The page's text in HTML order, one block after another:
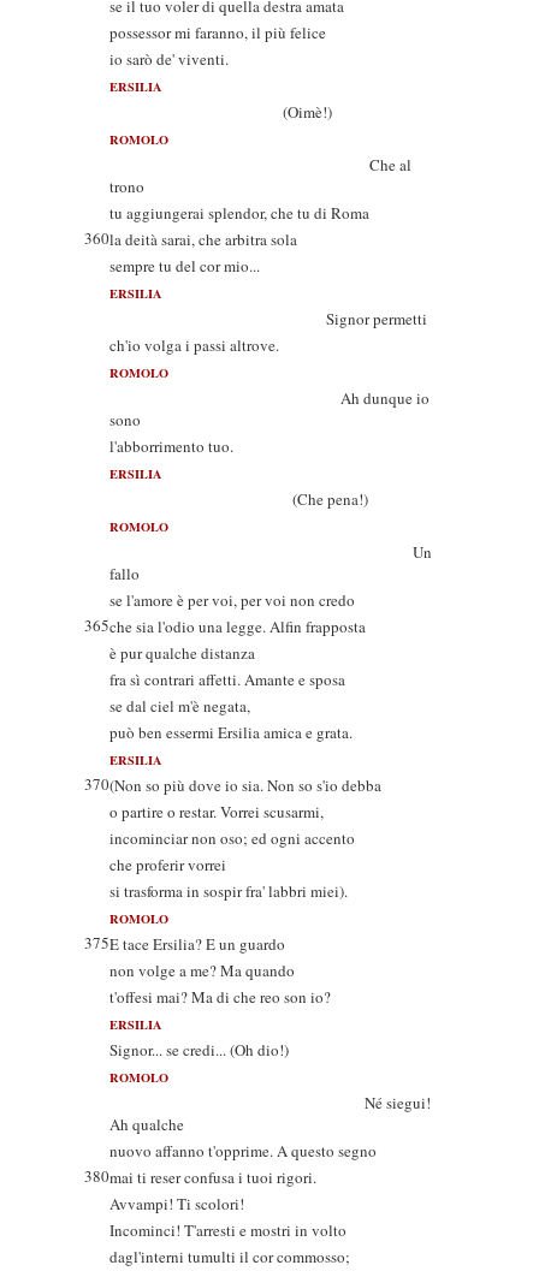
se il tuo voler di quella destra amata
possessor mi faranno, il più felice
io sarò de' viventi.
ERSILIA
(Oimè!)
ROMOLO
Che al
trono
tu aggiungerai splendor, che tu di Roma
360la deità sarai, che arbitra sola
sempre tu del cor mio...
ERSILIA
Signor permetti
ch'io volga i passi altrove.
ROMOLO
Ah dunque io
sono
l'abborrimento tuo.
ERSILIA
(Che pena!)
ROMOLO
Un
fallo
se l'amore è per voi, per voi non credo
365che sia l'odio una legge. Alfin frapposta
è pur qualche distanza
fra sì contrari affetti. Amante e sposa
se dal ciel m'è negata,
può ben essermi Ersilia amica e grata.
ERSILIA
370(Non so più dove io sia. Non so s'io debba
o partire o restar. Vorrei scusarmi,
incominciar non oso; ed ogni accento
che proferir vorrei
si trasforma in sospir fra' labbri miei).
ROMOLO
375E tace Ersilia? E un guardo
non volge a me? Ma quando
t'offesi mai? Ma di che reo son io?
ERSILIA
Signor... se credi... (Oh dio!)
ROMOLO
Né siegui!
Ah qualche
nuovo affanno t'opprime. A questo segno
380mai ti reser confusa i tuoi rigori.
Avvampi! Ti scolori!
Incominci! T'arresti e mostri in volto
dagl'interni tumulti il cor commosso;